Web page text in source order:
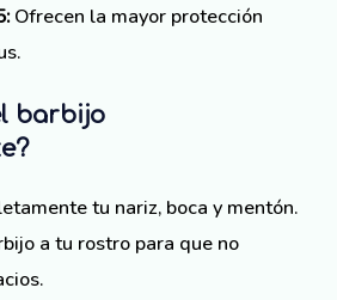
Ofrecen la mayor protección
barbijo
tu nariz, boca y mentón.
a tu rostro para que no